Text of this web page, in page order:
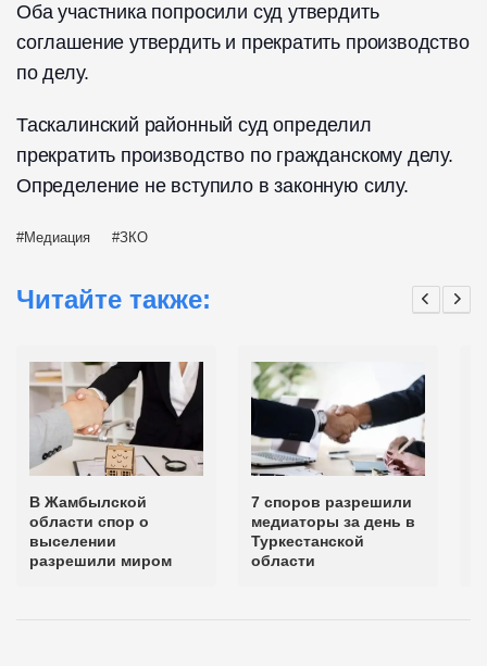
Оба участника попросили суд утвердить
соглашение утвердить и прекратить производство
по делу.
Таскалинский районный суд определил
прекратить производство по гражданскому делу.
Определение не вступило в законную силу.
Медиация ЗКО
Читайте также:
В Жамбылской
области спор о
выселении
разрешили миром
7 споров разрешили
медиаторы за день в
Туркестанской
области